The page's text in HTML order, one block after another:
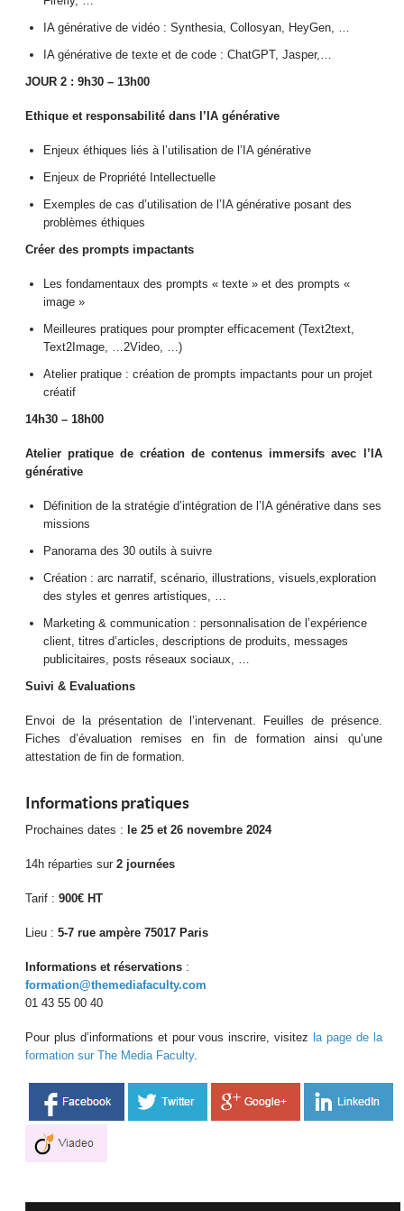
IA générative de vidéo : Synthesia, Collosyan, HeyGen, …
IA générative de texte et de code : ChatGPT, Jasper,…
JOUR 2 : 9h30 – 13h00
Ethique et responsabilité dans l’IA générative
Enjeux éthiques liés à l’utilisation de l’IA générative
Enjeux de Propriété Intellectuelle
Exemples de cas d’utilisation de l’IA générative posant des
problèmes éthiques
Créer des prompts impactants
Les fondamentaux des prompts « texte » et des prompts «
image »
Meilleures pratiques pour prompter efficacement (Text2text,
Text2Image, …2Video, …)
Atelier pratique : création de prompts impactants pour un projet
créatif
14h30 – 18h00
Atelier pratique de création de contenus immersifs avec l’IA
générative
Définition de la stratégie d’intégration de l’IA générative dans ses
missions
Panorama des 30 outils à suivre
Création : arc narratif, scénario, illustrations, visuels,exploration
des styles et genres artistiques, …
Marketing & communication : personnalisation de l’expérience
client, titres d’articles, descriptions de produits, messages
publicitaires, posts réseaux sociaux, …
Suivi & Evaluations
Envoi de la présentation de l’intervenant. Feuilles de présence.
Fiches d’évaluation remises en fin de formation ainsi qu’une
attestation de fin de formation.
Informations pratiques
Prochaines dates : le 25 et 26 novembre 2024
14h réparties sur 2 journées
Tarif :900€ HT
Lieu :5-7 rue ampère 75017 Paris
Informations et réservations :
formation@themediafaculty.com
01 43 55 00 40
Pour plus d’informations et pour vous inscrire, visitez la page de la
formation sur The Media Faculty.